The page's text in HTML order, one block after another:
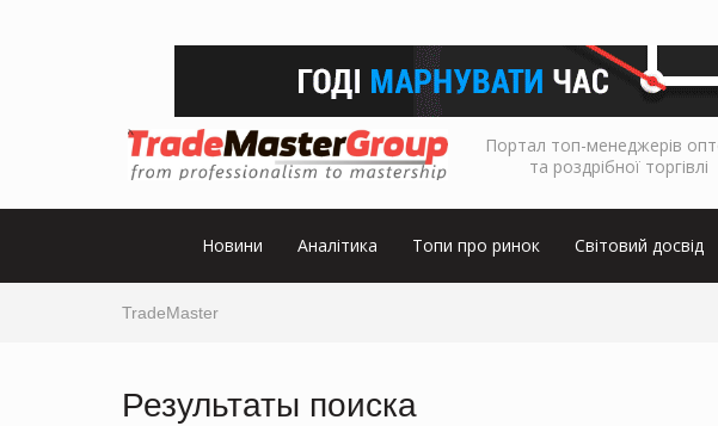
Портал топ-менеджерів
та роздрібної торгівлі
Новини Аналітика Топи про ринок Світовий досвід
TradeMaster
Результаты поиска